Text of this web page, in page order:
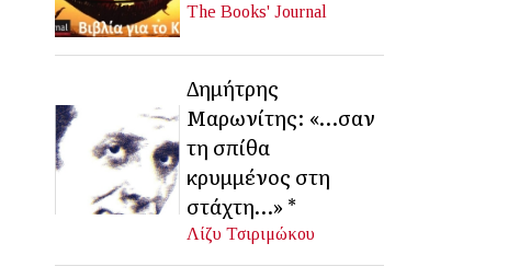
The Books' Journal
Δημήτρης
Μαρωνίτης: «…σαν
τη σπίθα
κρυμμένος στη
στάχτη…» *
Λίζυ Τσιριμώκου